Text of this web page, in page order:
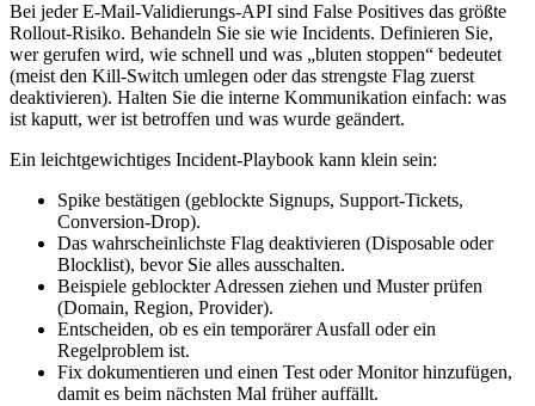
Bei jeder E‑Mail‑Validierungs‑API sind False Positives das größte
Rollout‑Risiko. Behandeln Sie sie wie Incidents. Definieren Sie,
wer gerufen wird, wie schnell und was „bluten stoppen“ bedeutet
(meist den Kill‑Switch umlegen oder das strengste Flag zuerst
deaktivieren). Halten Sie die interne Kommunikation einfach: was
ist kaputt, wer ist betroffen und was wurde geändert.
Ein leichtgewichtiges Incident‑Playbook kann klein sein:
Spike bestätigen (geblockte Signups, Support‑Tickets,
Conversion‑Drop).
Das wahrscheinlichste Flag deaktivieren (Disposable oder
Blocklist), bevor Sie alles ausschalten.
Beispiele geblockter Adressen ziehen und Muster prüfen
(Domain, Region, Provider).
Entscheiden, ob es ein temporärer Ausfall oder ein
Regelproblem ist.
Fix dokumentieren und einen Test oder Monitor hinzufügen,
damit es beim nächsten Mal früher auffällt.